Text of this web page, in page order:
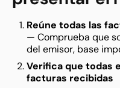
Reúne todas las
— Comprueba que
del emisor, base
Verifica que todas
facturas recibidas